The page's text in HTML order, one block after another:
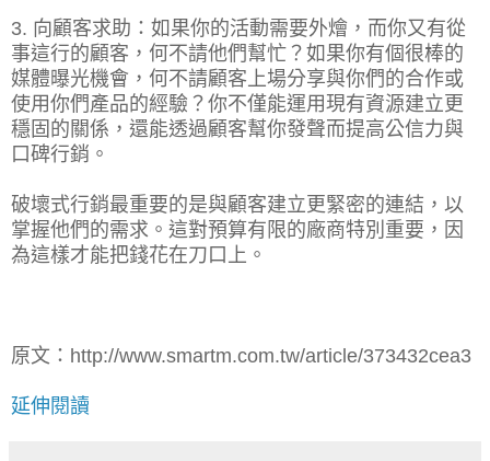
3. 向顧客求助：如果你的活動需要外燴，而你又有從
事這行的顧客，何不請他們幫忙？如果你有個很棒的
媒體曝光機會，何不請顧客上場分享與你們的合作或
使用你們產品的經驗？你不僅能運用現有資源建立更
穩固的關係，還能透過顧客幫你發聲而提高公信力與
口碑行銷。
破壞式行銷最重要的是與顧客建立更緊密的連結，以
掌握他們的需求。這對預算有限的廠商特別重要，因
為這樣才能把錢花在刀口上。
原文：http://www.smartm.com.tw/article/373432cea3
延伸閱讀